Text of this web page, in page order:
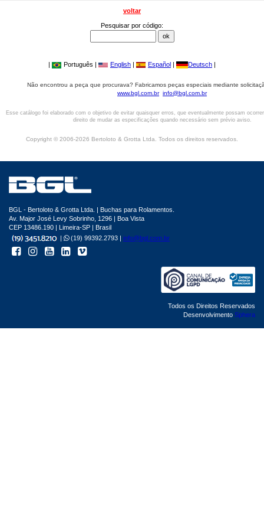
voltar
Pesquisar por código:
| Português | English | Español | Deutsch |
Não encontrou a peça que procurava? Fabricamos peças especiais mediante
www.bgl.com.br info@bgl.com.br
Esse catálogo foi elaborado com o objetivo de evitar quaisquer erros, que eventualmente possam
direito de mudar as especificações quando necessário sem prévio aviso.
Copyright © 2006-2026 Bertoloto & Grotta Ltda. Todos os direitos reservados.
BGL - Bertoloto & Grotta Ltda. | Buchas para Rolamentos.
Av. Major José Levy Sobrinho, 1296 | Boa Vista
CEP 13486.190 | Limeira-SP | Brasil
|
(19) 99392.2793 | info@bgl.com.br
Todos os Direitos Reservados
Desenvolvimento Sphera